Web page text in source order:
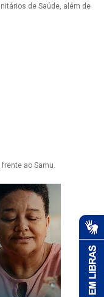
de Saúde, além de
ao Samu.